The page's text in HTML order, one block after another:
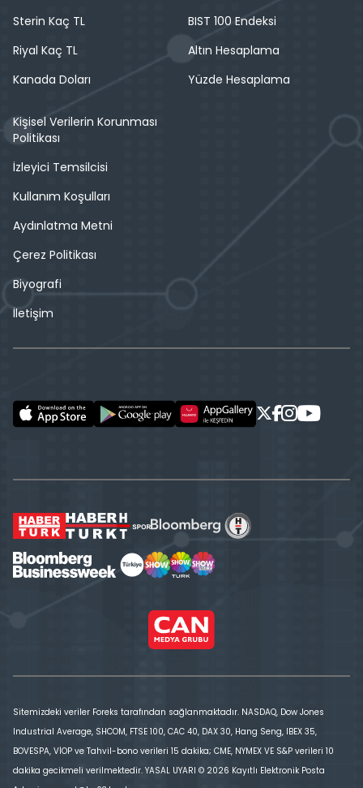
Sterin Kaç TL
Riyal Kaç TL
Kanada Doları
BIST 100 Endeksi
Altın Hesaplama
Yüzde Hesaplama
Kişisel Verilerin Korunması
Politikası
İzleyici Temsilcisi
Kullanım Koşulları
Aydınlatma Metni
Çerez Politikası
Biyografi
İletişim
Sitemizdeki veriler Foreks tarafından sağlanmaktadır. NASDAQ, Dow Jones
Industrial Average, SHCOM, FTSE 100, CAC 40, DAX 30, Hang Seng, IBEX 35,
BOVESPA, VİOP ve Tahvil-bono verileri 15 dakika; CME, NYMEX VE S&P verileri 10
dakika gecikmeli verilmektedir. YASAL UYARI © 2026 Kayıtlı Elektronik Posta